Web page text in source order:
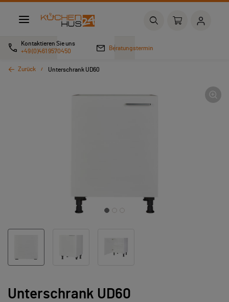
Kontaktieren Sie uns
+49 (0)461 9570450
Beratungstermin
Zurück Unterschrank UD60
Unterschrank UD60